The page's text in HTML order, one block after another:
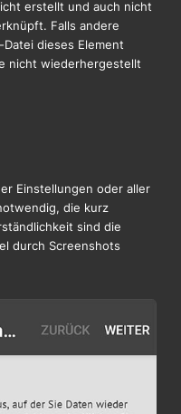
erstellt und auch nicht
Falls andere
dieses Element
nicht wiederhergestellt
Einstellungen oder aller
die kurz
sind die
durch Screenshots